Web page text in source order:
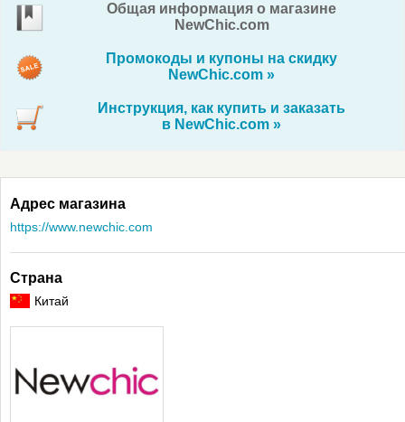
Общая информация о магазине
NewСhic.com
Промокоды и купоны на скидку
NewСhic.com »
Инструкция, как купить и заказать
в NewСhic.com »
Адрес магазина
https://www.newchic.com
Страна
Китай